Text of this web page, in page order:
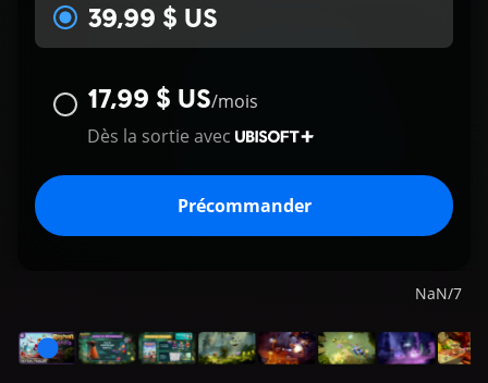
39,99 $ US
17,99 $ US/mois
Dès la sortie avec
Précommander
NaN/7